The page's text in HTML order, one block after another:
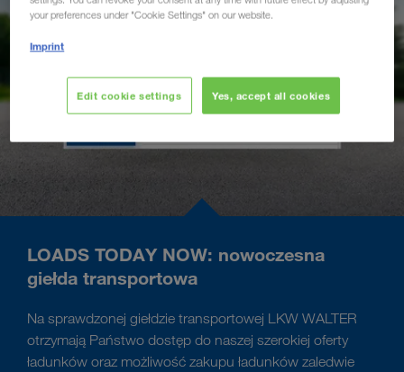
LOADS TODAY NOW: nowoczesna
giełda transportowa
Na sprawdzonej giełdzie transportowej LKW WALTER
otrzymają Państwo dostęp do naszej szerokiej oferty
ładunków oraz możliwość zakupu ładunków zaledwie
your preferences under "Cookie Settings" on our website.
Imprint
Edit cookie settings Yes, accept all cookies